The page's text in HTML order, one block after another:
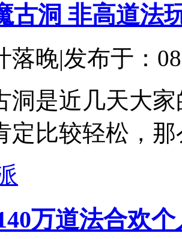
古洞 非高道法
落晚|发布于：
洞是近几天大
定比较轻松，
万道法合欢